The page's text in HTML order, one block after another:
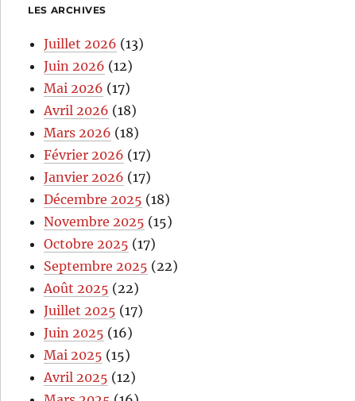
LES ARCHIVES
Juillet 2026 (13)
Juin 2026 (12)
Mai 2026 (17)
Avril 2026 (18)
Mars 2026 (18)
Février 2026 (17)
Janvier 2026 (17)
Décembre 2025 (18)
Novembre 2025 (15)
Octobre 2025 (17)
Septembre 2025 (22)
Août 2025 (22)
Juillet 2025 (17)
Juin 2025 (16)
Mai 2025 (15)
Avril 2025 (12)